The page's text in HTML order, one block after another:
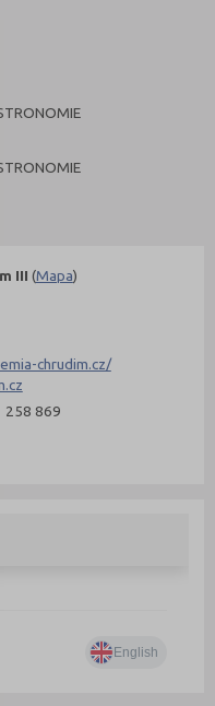
III (Mapa)
chrudim.cz/
258 869